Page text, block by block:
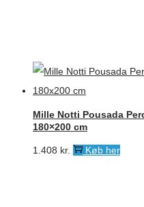
Mille Notti Pousada
180×200 cm
1.408 kr. Køb her